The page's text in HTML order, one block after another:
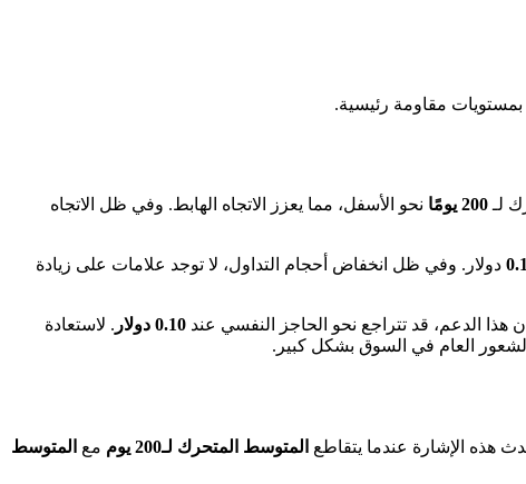
بمستويات مقاومة رئيسية.
لـ 200 يومًا
نحو الأسفل، مما يعزز الاتجاه الهابط. وفي ظل الاتجاه
دولار. وفي ظل انخفاض أحجام التداول، لا توجد علامات على زيادة
الدعم، قد تتراجع نحو الحاجز النفسي عند 0.10 دولار
. لاستعادة
العام في السوق بشكل كبير.
هذه الإشارة عندما يتقاطع المتوسط المتحرك لـ200 يوم مع المتوسط